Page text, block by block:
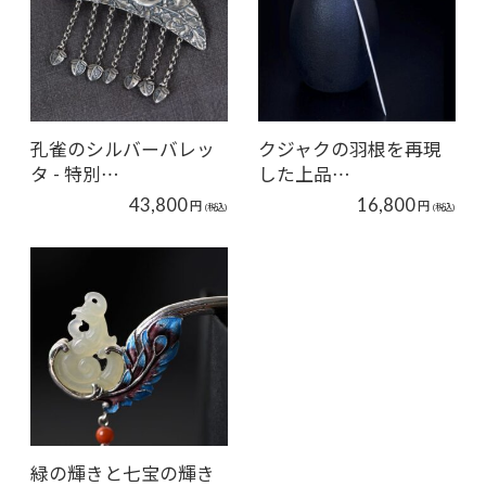
孔雀のシルバーバレッ
タ - 特別…
43,800円 (税込)
クジャクの羽根を再現
した上品…
16,800円 (税込)
緑の輝きと七宝の輝き